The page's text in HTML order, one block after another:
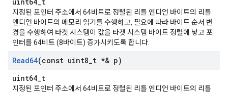
지정된 포인터 주소에서 64비트로 정렬된 리틀 엔디언 바이트의 리틀
엔디언 바이트의 메모리 읽기를 수행하고, 필요에 따라 바이트 순서 변
경을 수행하여 타겟 시스템이 값을 타겟 시스템 바이트 정렬에 넣고 포
인터를 64비트 (8바이트) 증가시키도록 합니다.
Read64(const uint8 t *& p)
uint64_t
지정된 포인터 주소에서 64비트로 정렬된 리틀 엔디언 바이트의 리틀